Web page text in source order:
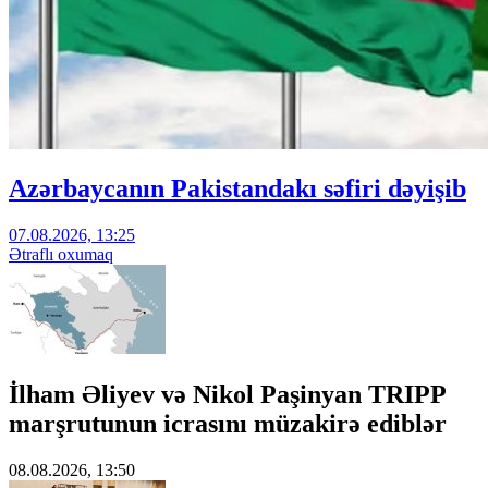
Azərbaycanın Pakistandakı səfiri dəyişib
07.08.2026, 13:25
Ətraflı oxumaq
İlham Əliyev və Nikol Paşinyan TRIPP
marşrutunun icrasını müzakirə ediblər
08.08.2026, 13:50